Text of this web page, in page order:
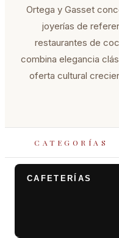
Ortega y Gasset
joyerías de
restaurantes de
combina elegancia
oferta cultural
CATEGORÍAS
CAFETERÍAS